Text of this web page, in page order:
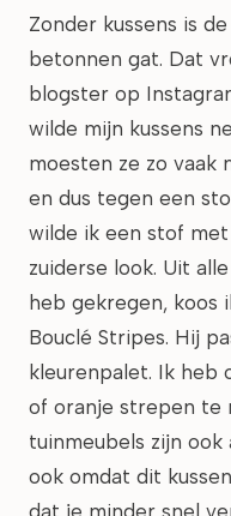
Zonder kussens is
betonnen gat. Dat
blogster op
wilde mijn kussens
moesten ze zo vaak
en dus tegen een
wilde ik een stof
zuiderse look. Uit
heb gekregen, koos
Bouclé Stripes. Hij
kleurenpalet. Ik heb
of oranje strepen te
tuinmeubels zijn ook
ook omdat dit
dat je minder snel